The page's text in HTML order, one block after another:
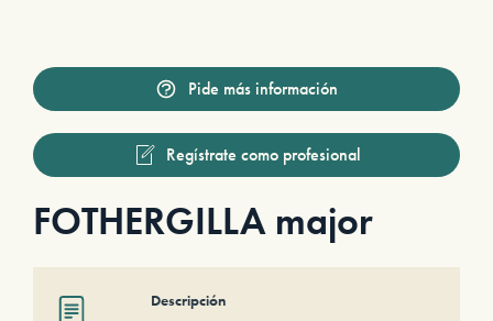
Pide más información
Regístrate como profesional
FOTHERGILLA major
Descripción